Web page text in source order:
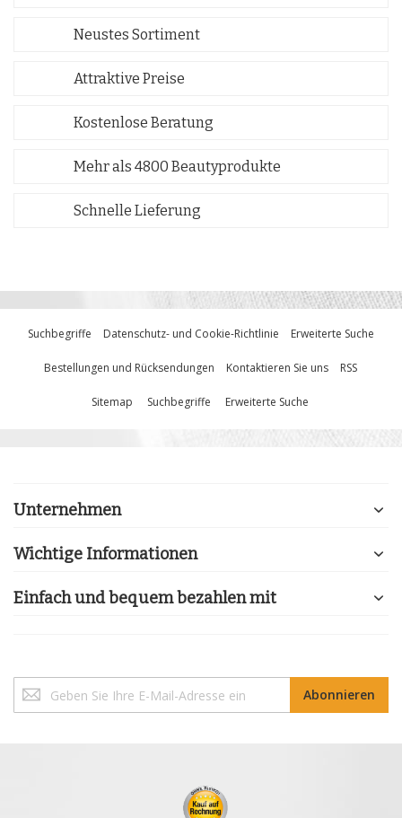
Neustes Sortiment
Attraktive Preise
Kostenlose Beratung
Mehr als 4800 Beautyprodukte
Schnelle Lieferung
Suchbegriffe Datenschutz- und Cookie-Richtlinie Erweiterte Suche
Bestellungen und Rücksendungen Kontaktieren Sie uns RSS
Sitemap Suchbegriffe Erweiterte Suche
Unternehmen
Wichtige Informationen
Einfach und bequem bezahlen mit
Sie
sich
Abonnieren